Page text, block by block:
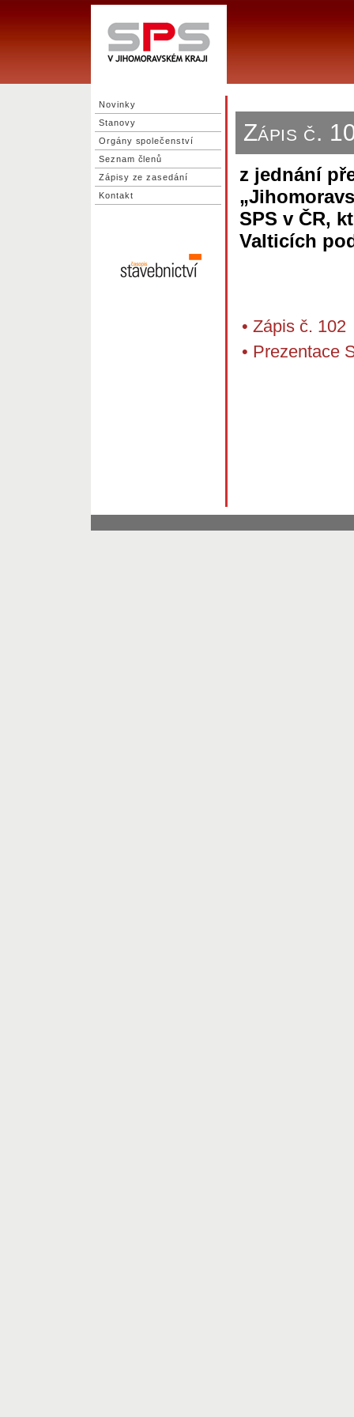
Novinky
Stanovy
Orgány společenství
Seznam členů
Zápisy ze zasedání
Kontakt
Zápis č.
z jednání
SPS v ČR,
Valticích
• Zápis č. 102
• Prezentace